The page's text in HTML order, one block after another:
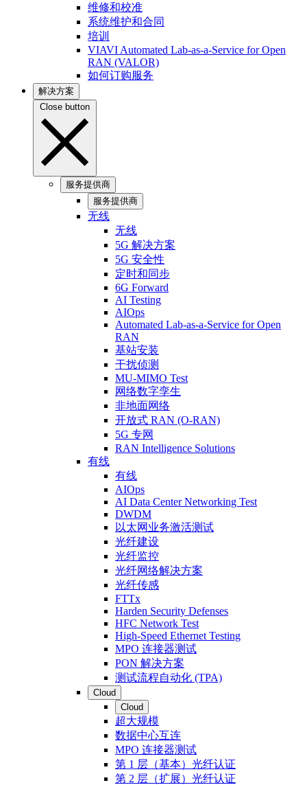
维修和校准
系统维护和合同
培训
VIAVI Automated Lab-as-a-Service for Open
RAN (VALOR)
如何订购服务
解决方案
Close button
服务提供商
服务提供商
无线
无线
5G 解决方案
5G 安全性
定时和同步
6G Forward
AI Testing
AIOps
Automated Lab-as-a-Service for Open
RAN
基站安装
干扰侦测
MU-MIMO Test
网络数字孪生
非地面网络
开放式 RAN (O-RAN)
5G 专网
RAN Intelligence Solutions
有线
有线
AIOps
AI Data Center Networking Test
DWDM
以太网业务激活测试
光纤建设
光纤监控
光纤网络解决方案
光纤传感
FTTx
Harden Security Defenses
HFC Network Test
High-Speed Ethernet Testing
MPO 连接器测试
PON 解决方案
测试流程自动化 (TPA)
Cloud
Cloud
超大规模
数据中心互连
MPO 连接器测试
第 1 层（基本）光纤认证
第 2 层（扩展）光纤认证